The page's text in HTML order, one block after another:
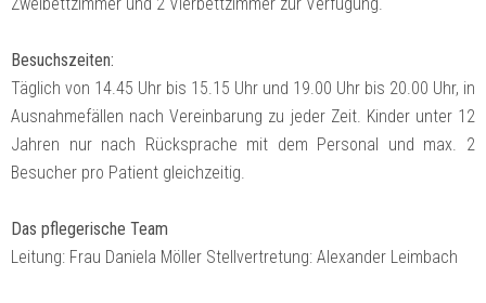
Zweibettzimmer und 2 Vierbettzimmer zur Verfügung.
Besuchszeiten:
Täglich von 14.45 Uhr bis 15.15 Uhr und 19.00 Uhr bis 20.00 Uhr, in
Ausnahmefällen nach Vereinbarung zu jeder Zeit. Kinder unter 12
Jahren nur nach Rücksprache mit dem Personal und max. 2
Besucher pro Patient gleichzeitig.
Das pflegerische Team
Leitung: Frau Daniela Möller Stellvertretung: Alexander Leimbach